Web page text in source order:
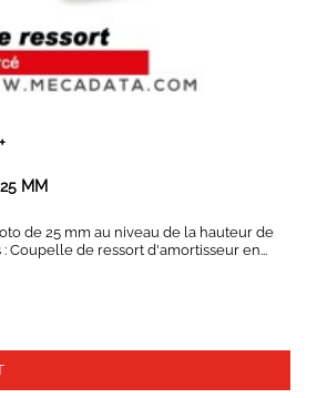
MM
de 25 mm au niveau de la hauteur de
Coupelle de ressort d'amortisseur en...